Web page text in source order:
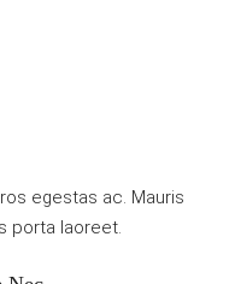
egestas ac. Mauris
porta laoreet.